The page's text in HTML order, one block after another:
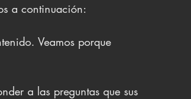
a continuación:
Veamos porque
a las preguntas que sus